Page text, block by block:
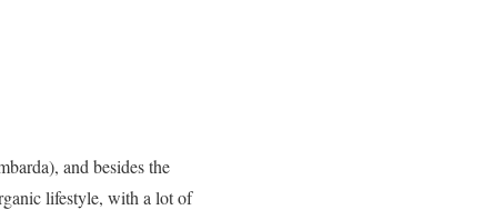
and besides the
lifestyle, with a lot of